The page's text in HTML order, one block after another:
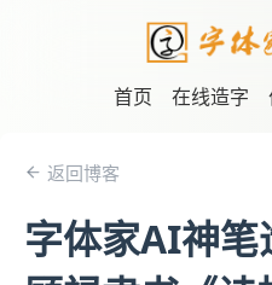
首页 在线造字
返回博客
字体家AI神